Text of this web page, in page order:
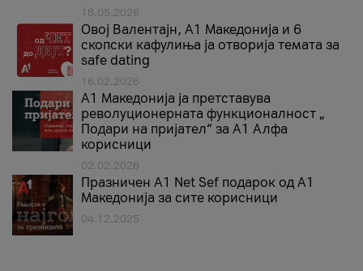
18.05.2026
Овој Валентајн, A1 Македонија и 6
скопски кафулиња ја отворија темата за
safe dating
16.02.2026
А1 Македонија ја претставува
револуционерната функционалност „
Подари на пријател“ за А1 Алфа
корисници
02.02.2026
Празничен A1 Net Sеf подарок од А1
Македонија за сите корисници
04.12.2025